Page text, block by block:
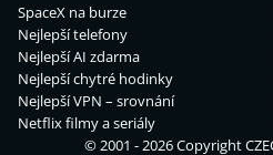
SpaceX na burze
Nejlepší telefony
Nejlepší AI zdarma
Nejlepší chytré hodinky
Nejlepší VPN – srovnání
Netflix filmy a seriály
© 2001 - 2026 Copyright